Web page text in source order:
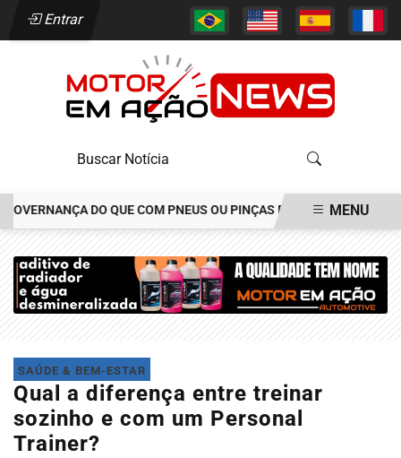
Entrar
DO QUE COM PNEUS OU PINÇAS DE FREIOS JOÃO
MENU
SAÚDE & BEM-ESTAR
Qual a diferença entre treinar
sozinho e com um Personal
Trainer?